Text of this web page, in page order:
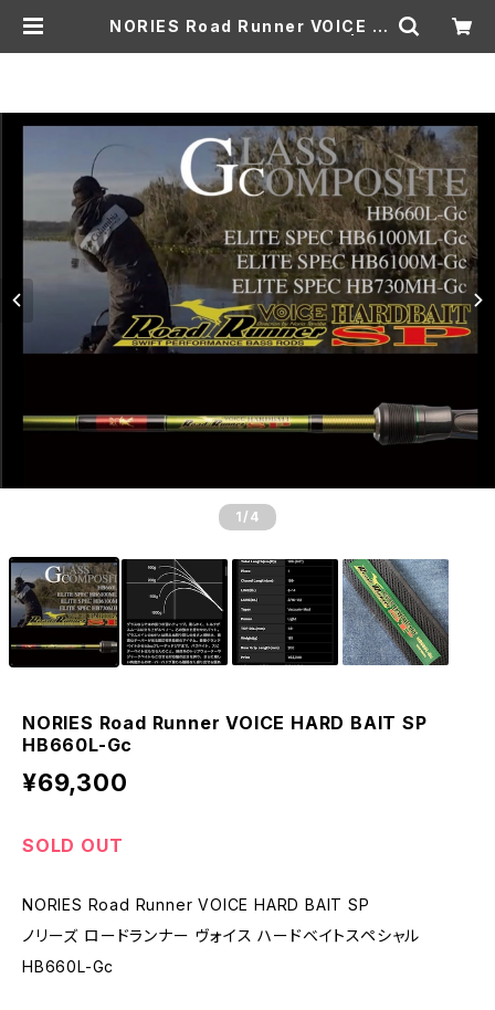
NORIES Road Runner VOICE H
1 /4
NORIES Road Runner VOICE HARD BAIT SP
HB660L-Gc
¥69,300
SOLD OUT
NORIES Road Runner VOICE HARD BAIT SP
ノリーズ ロードランナー ヴォイス ハードベイトスペシャル
HB660L-Gc